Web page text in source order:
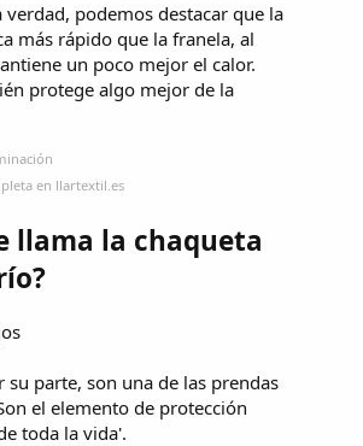
verdad, podemos destacar que la
más rápido que la franela, al
un poco mejor el calor.
protege algo mejor de la
en llartextil.es
llama la chaqueta
su parte, son una de las prendas
el elemento de protección
toda la vida'.